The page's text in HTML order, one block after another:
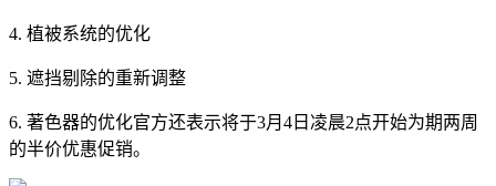
4. 植被系统的优化
5. 遮挡剔除的重新调整
6. 著色器的优化官方还表示将于3月4日凌晨2点开始为期两周
的半价优惠促销。